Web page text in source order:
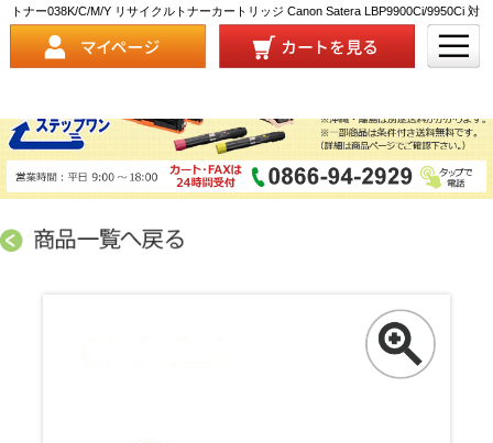
トナー038K/C/M/Y リサイクルトナーカートリッジ Canon Satera LBP9900Ci/9950Ci 対
応 商品詳細